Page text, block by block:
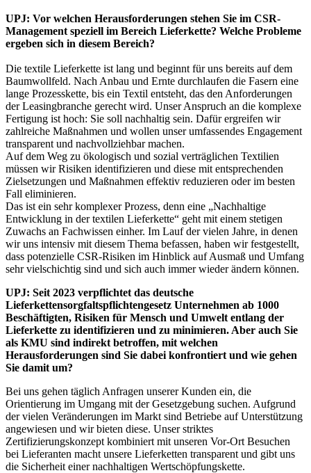
UPJ: Vor welchen Herausforderungen stehen Sie im CSR-
Management speziell im Bereich Lieferkette? Welche Probleme
ergeben sich in diesem Bereich?
Die textile Lieferkette ist lang und beginnt für uns bereits auf dem
Baumwollfeld. Nach Anbau und Ernte durchlaufen die Fasern eine
lange Prozesskette, bis ein Textil entsteht, das den Anforderungen
der Leasingbranche gerecht wird. Unser Anspruch an die komplexe
Fertigung ist hoch: Sie soll nachhaltig sein. Dafür ergreifen wir
zahlreiche Maßnahmen und wollen unser umfassendes Engagement
transparent und nachvollziehbar machen.
Auf dem Weg zu ökologisch und sozial verträglichen Textilien
müssen wir Risiken identifizieren und diese mit entsprechenden
Zielsetzungen und Maßnahmen effektiv reduzieren oder im besten
Fall eliminieren.
Das ist ein sehr komplexer Prozess, denn eine „Nachhaltige
Entwicklung in der textilen Lieferkette“ geht mit einem stetigen
Zuwachs an Fachwissen einher. Im Lauf der vielen Jahre, in denen
wir uns intensiv mit diesem Thema befassen, haben wir festgestellt,
dass potenzielle CSR-Risiken im Hinblick auf Ausmaß und Umfang
sehr vielschichtig sind und sich auch immer wieder ändern können.
UPJ: Seit 2023 verpflichtet das deutsche
Lieferkettensorgfaltspflichtengesetz Unternehmen ab 1000
Beschäftigten, Risiken für Mensch und Umwelt entlang der
Lieferkette zu identifizieren und zu minimieren. Aber auch Sie
als KMU sind indirekt betroffen, mit welchen
Herausforderungen sind Sie dabei konfrontiert und wie gehen
Sie damit um?
Bei uns gehen täglich Anfragen unserer Kunden ein, die
Orientierung im Umgang mit der Gesetzgebung suchen. Aufgrund
der vielen Veränderungen im Markt sind Betriebe auf Unterstützung
angewiesen und wir bieten diese. Unser striktes
Zertifizierungskonzept kombiniert mit unseren Vor-Ort Besuchen
bei Lieferanten macht unsere Lieferketten transparent und gibt uns
die Sicherheit einer nachhaltigen Wertschöpfungskette.